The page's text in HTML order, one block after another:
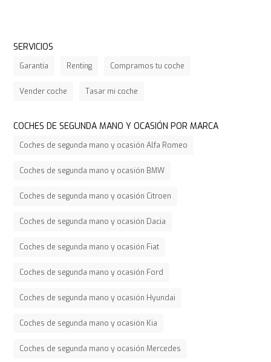
SERVICIOS
Garantía Renting Compramos tu coche
Vender coche Tasar mi coche
COCHES DE SEGUNDA MANO Y OCASIÓN POR MARCA
Coches de segunda mano y ocasión Alfa Romeo
Coches de segunda mano y ocasión BMW
Coches de segunda mano y ocasión Citroen
Coches de segunda mano y ocasión Dacia
Coches de segunda mano y ocasión Fiat
Coches de segunda mano y ocasión Ford
Coches de segunda mano y ocasión Hyundai
Coches de segunda mano y ocasión Kia
Coches de segunda mano y ocasión Mercedes